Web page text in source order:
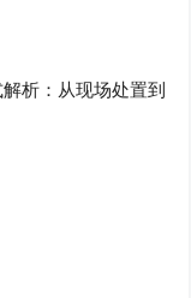
析：从现场处置到